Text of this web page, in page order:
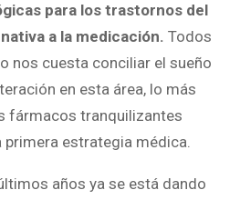
para los trastornos del
a la medicación. Todos
nos cuesta conciliar el sueño
en esta área, lo más
fármacos tranquilizantes
primera estrategia médica.
años ya se está dando